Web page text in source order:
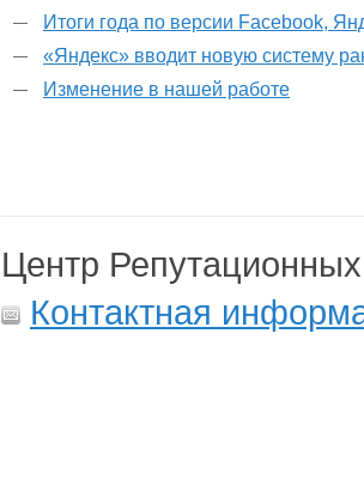
Итоги года по версии Facebook,
«Яндекс» вводит новую систему
Изменение в нашей работе
Центр
Контактная